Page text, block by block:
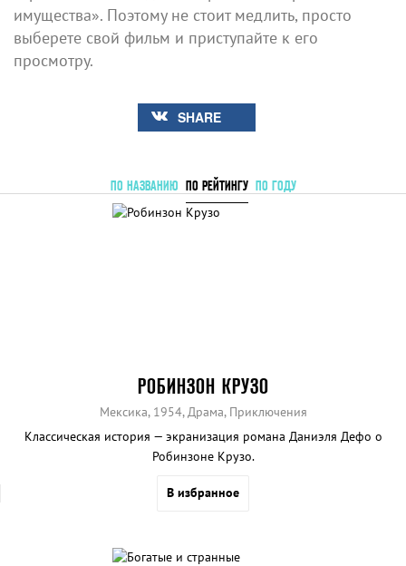
имущества». Поэтому не стоит медлить, просто
выберете свой фильм и приступайте к его
просмотру.
SHARE
ПО НАЗВАНИЮ ПО РЕЙТИНГУ ПО ГОДУ
РОБИНЗОН КРУЗО
Мексика, 1954, Драма, Приключения
Классическая история — экранизация романа Даниэля Дефо о
Робинзоне Крузо.
В избранное